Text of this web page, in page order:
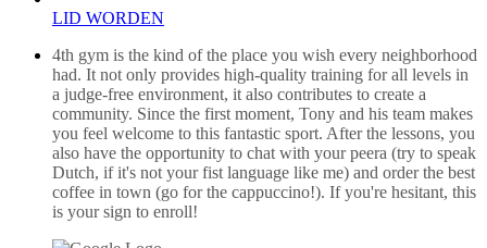
LID WORDEN
4th gym is the kind of the place you wish every neighborhood
had. It not only provides high-quality training for all levels in
a judge-free environment, it also contributes to create a
community. Since the first moment, Tony and his team makes
you feel welcome to this fantastic sport. After the lessons, you
also have the opportunity to chat with your peera (try to speak
Dutch, if it's not your fist language like me) and order the best
coffee in town (go for the cappuccino!). If you're hesitant, this
is your sign to enroll!